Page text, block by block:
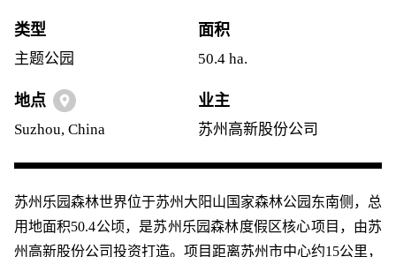
类型
主题公园
面积
50.4 ha.
地点
Suzhou, China
业主
苏州高新股份公司
苏州乐园森林世界位于苏州大阳山国家森林公园东南侧，总
用地面积50.4公顷，是苏州乐园森林度假区核心项目，由苏
州高新股份公司投资打造。项目距离苏州市中心约15公里，